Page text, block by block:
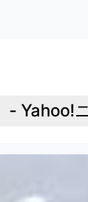
- Yahoo!